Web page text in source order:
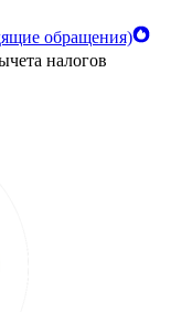
обращения)
налогов